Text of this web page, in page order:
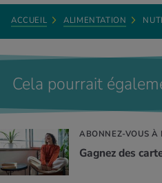
ACCUEIL ALIMENTATION
Cela pourrait
ABONNEZ-VOUS À
Gagnez des